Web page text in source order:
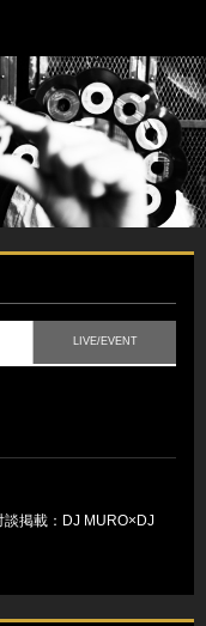
LIVE/EVENT
談掲載：DJ MURO×DJ